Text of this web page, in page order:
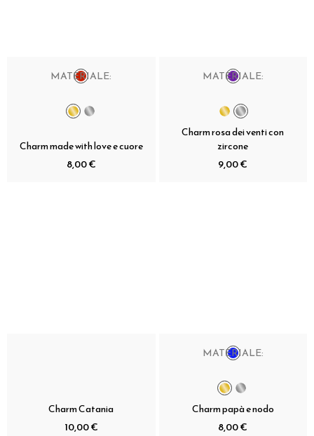
MATERIALE:
Charm made with love e cuore
8,00 €
MATERIALE:
Charm rosa dei venti con
zircone
9,00 €
Charm Catania
10,00 €
MATERIALE:
Charm papà e nodo
8,00 €